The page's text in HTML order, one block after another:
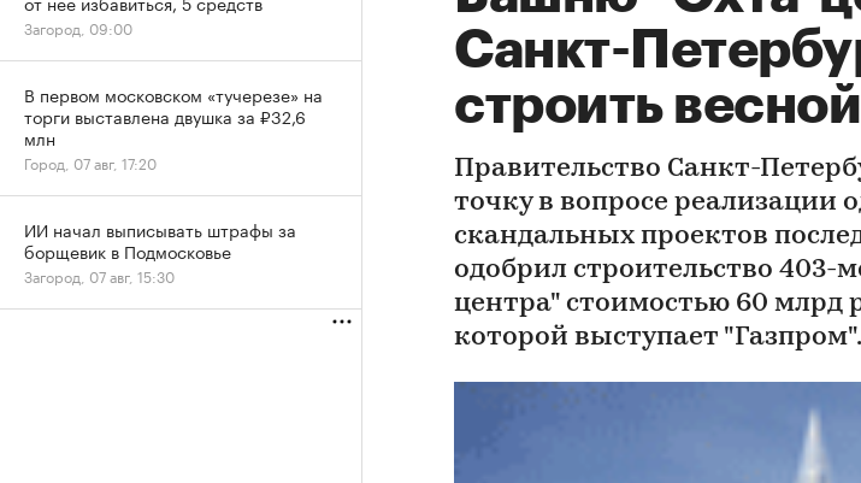
Санкт-
строить весной
Правительство Санкт-
точку в вопросе реализации
скандальных проектов
одобрил строительство 403-
центра" стоимостью 60 млрд
которой выступает "Газпром".
Загород, 09:00
В первом московском «тучерезе» на
торги выставлена двушка за ₽32,6
млн
Город, 07 авг, 17:20
ИИ начал выписывать штрафы за
борщевик в Подмосковье
Загород, 07 авг, 15:30